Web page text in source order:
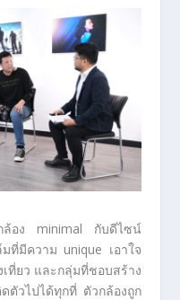
ล้อง minimal กับดีไซน์
ที่มีความ unique เอาใจ
ที่ยว และกลุ่มที่ชอบสร้าง
ตัวไปได้ทุกที่ ตัวกล้องถูก